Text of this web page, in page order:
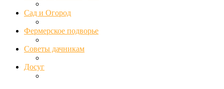
Сад и Огород
Фермерское подворье
Советы дачникам
Досуг